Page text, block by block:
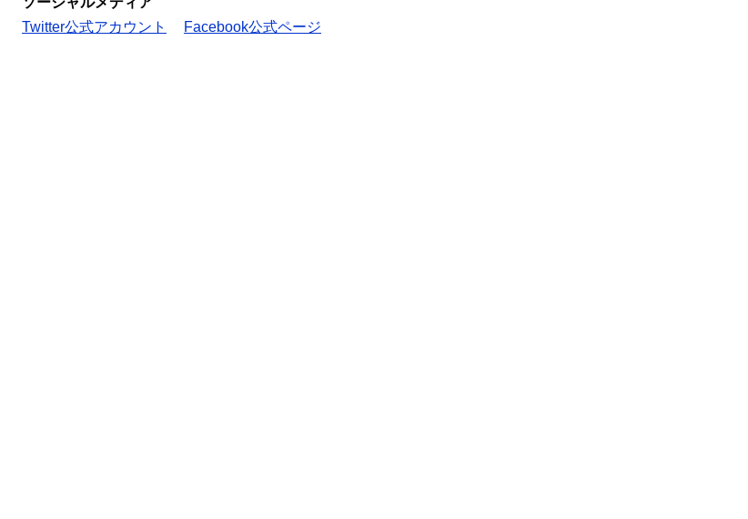
Twitter公式アカウント
Facebook公式ページ